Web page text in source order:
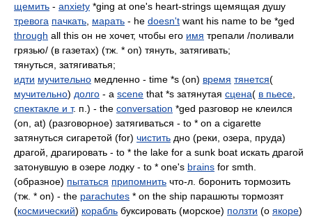
щемить - anxiety *ging at one's heart-strings щемящая душу
тревога пачкать марать - he doesn't want his name to be *ged
through all this он не хочет, чтобы его имя трепали /поливали
грязью/ (в газетах) (тж. * on) тянуть, затягивать;
тянуться, затягиватья;
идти мучительно медленно - time *s (on) время тянется(
мучительно) долго - a scene that *s затянутая сцена( в пьесе
спектакле и т. п.) - the conversation *ged разговор не клеился
(on, at) (разговорное) затягиваться - to * on a cigarette
затянуться сигаретой (for) чистить дно (реки, озера, пруда)
драгой, драгировать - to * the lake for a sunk boat искать драгой
затонувшую в озере лодку - to * one's brains for smth.
(образное) пытаться припомнить что-л. боронить тормозить
(тж. * on) - the parachutes * on the ship парашюты тормозят
(космический) корабль буксировать (морское) ползти (о якоре)